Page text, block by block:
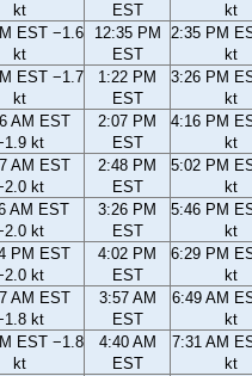
kt
EST
kt
EST −1.6
kt
12:35 PM
EST
2:35 PM
kt
EST −1.7
kt
1:22 PM
EST
3:26 PM
kt
AM EST
kt
2:07 PM
EST
4:16 PM
kt
AM EST
kt
2:48 PM
EST
5:02 PM
kt
AM EST
kt
3:26 PM
EST
5:46 PM
kt
PM EST
kt
4:02 PM
EST
6:29 PM
kt
AM EST
kt
3:57 AM
EST
6:49 AM
kt
EST −1.8
kt
4:40 AM
EST
7:31 AM
kt